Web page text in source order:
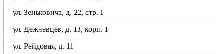
ул. Зеньковича, д. 22, стр. 1
ул. Дежнёвцев, д. 13, корп. 1
ул. Рейдовая, д. 11